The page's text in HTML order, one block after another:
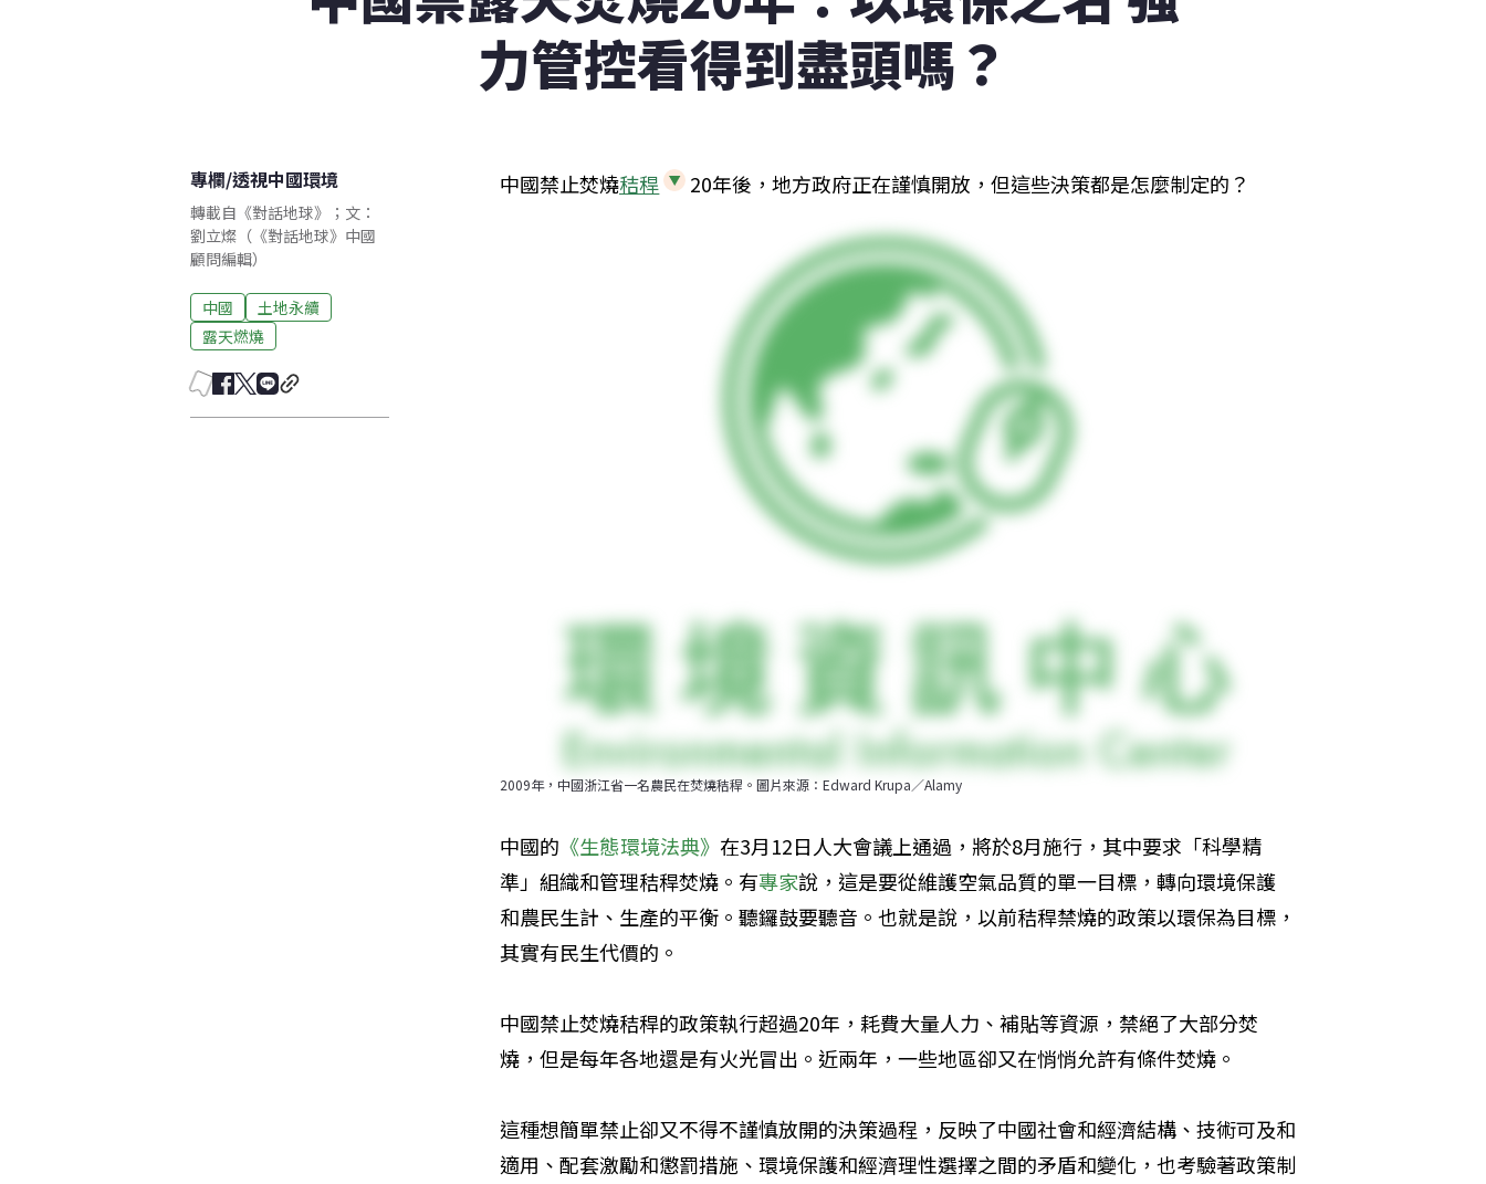
力管控看得到盡頭嗎？
專欄/透視中國環境
轉載自《對話地球》；文：
劉立燦（《對話地球》中國
顧問編輯）
中國
土地永續
露天燃燒
中國禁止焚燒秸稈 20年後，地方政府正在謹慎開放，但這些決策都是怎麼制定的？
2009年，中國浙江省一名農民在焚燒秸稈。圖片來源：Edward Krupa／Alamy
中國的 《生態環境法典》 在3月12日人大會議上通過，將於8月施行，其中要求「科學精
準」組織和管理秸稈焚燒。有專家說，這是要從維護空氣品質的單一目標，轉向環境保護
和農民生計、生產的平衡。聽鑼鼓要聽音。也就是說，以前秸稈禁燒的政策以環保為目標，
其實有民生代價的。
中國禁止焚燒秸稈的政策執行超過20年，耗費大量人力、補貼等資源，禁絕了大部分焚
燒，但是每年各地還是有火光冒出。近兩年，一些地區卻又在悄悄允許有條件焚燒。
這種想簡單禁止卻又不得不謹慎放開的決策過程，反映了中國社會和經濟結構、技術可及和
適用、配套激勵和懲罰措施、環境保護和經濟理性選擇之間的矛盾和變化，也考驗著政策制